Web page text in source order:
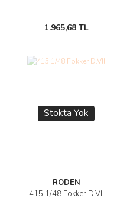
1.965,68 TL
Stokta Yok
RODEN
415 1/48 Fokker D.VII